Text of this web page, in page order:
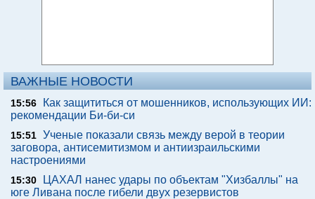
ВАЖНЫЕ НОВОСТИ
15:56
Как защититься от мошенников, использующих ИИ:
рекомендации Би-би-си
15:51 Ученые показали связь между верой в теории
заговора, антисемитизмом и антиизраильскими
настроениями
15:30
ЦАХАЛ нанес удары по объектам "Хизбаллы" на
юге Ливана после гибели двух резервистов